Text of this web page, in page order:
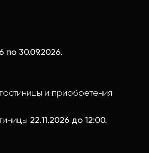
по 30.09.2026.
и приобретения
22.11.2026 до 12:00.